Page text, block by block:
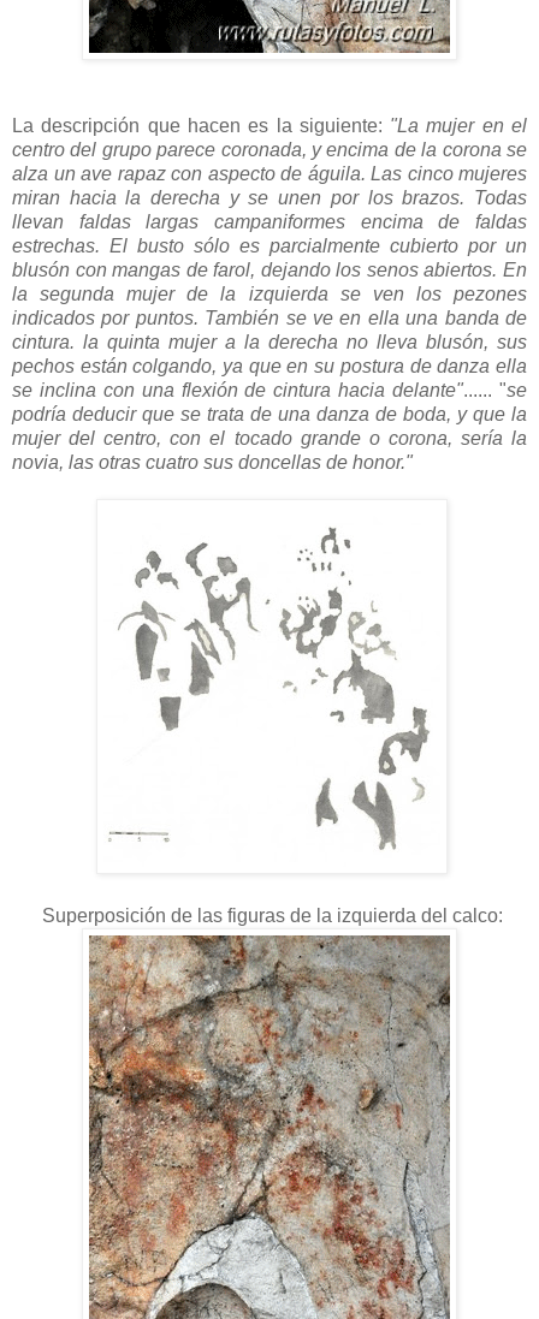
La descripción que hacen es la siguiente: "La mujer en el
centro del grupo parece coronada, y encima de la corona se
alza un ave rapaz con aspecto de águila. Las cinco mujeres
miran hacia la derecha y se unen por los brazos. Todas
llevan faldas largas campaniformes encima de faldas
estrechas. El busto sólo es parcialmente cubierto por un
blusón con mangas de farol, dejando los senos abiertos. En
la segunda mujer de la izquierda se ven los pezones
indicados por puntos. También se ve en ella una banda de
cintura. la quinta mujer a la derecha no lleva blusón, sus
pechos están colgando, ya que en su postura de danza ella
se inclina con una flexión de cintura hacia delante"...... "se
podría deducir que se trata de una danza de boda, y que la
mujer del centro, con el tocado grande o corona, sería la
novia, las otras cuatro sus doncellas de honor."
Superposición de las figuras de la izquierda del calco: